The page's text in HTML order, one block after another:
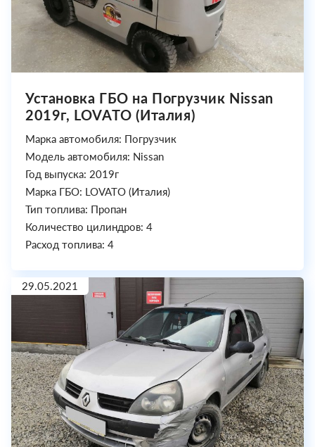
Установка ГБО на Погрузчик Nissan
2019г, LOVATO (Италия)
Марка автомобиля: Погрузчик
Модель автомобиля: Nissan
Год выпуска: 2019г
Марка ГБО: LOVATO (Италия)
Тип топлива: Пропан
Количество цилиндров: 4
Расход топлива: 4
29.05.2021